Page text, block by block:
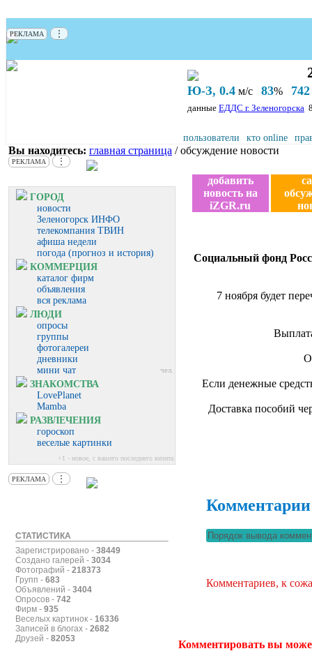
РЕКЛАМА ⋮
Ю-З, 0.4 м/с 83% 742
данные ЕДДС г. Зеленогорска
пользователи кто online
Вы находитесь: главная страница / обсуждение новости
РЕКЛАМА ⋮
ГОРОД
новости
Зеленогорск ИНФО
телекомпания ТВИН
афиша недели
погода (прогноз и история)
КОММЕРЦИЯ
каталог фирм
объявления
вся реклама
ЛЮДИ
опросы
группы
фотогалереи
дневники
мини чат
чел.
ЗНАКОМСТВА
LovePlanet
Mamba
РАЗВЛЕЧЕНИЯ
гороскоп
веселые картинки
+1 - новое, с вашего последнего визита
РЕКЛАМА ⋮
СТАТИСТИКА
Зарегистрировано - 38449
Создано галерей - 3034
Фотографий - 218373
Групп - 683
Объявлений - 3404
Опросов - 742
Фирм - 935
Веселых картинок - 16336
Записей в блогах - 2682
Друзей - 82053
добавить
новость на
iZGR.ru
Социальный фонд
7 ноября будет
Если денежные
Доставка пособий
Комментарии
Комментариев, к
Комментировать вы